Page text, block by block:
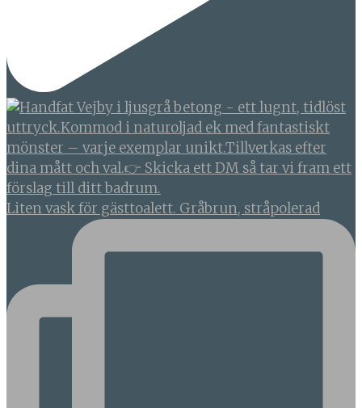
Liten vask för gästtoalett. Gråbrun, stråpolerad